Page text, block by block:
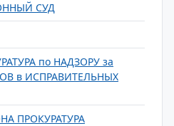
СУД
по НАДЗОРУ за
в ИСПРАВИТЕЛЬНЫХ
ПРОКУРАТУРА